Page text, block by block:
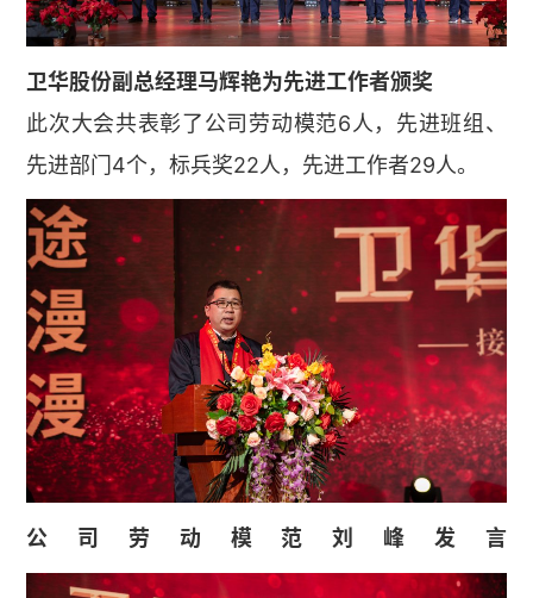
卫华股份副总经理马辉艳为先进工作者颁奖
此次大会共表彰了公司劳动模范6人，先进班组、
先进部门4个，标兵奖22人，先进工作者29人。
公司劳动模范刘峰发言